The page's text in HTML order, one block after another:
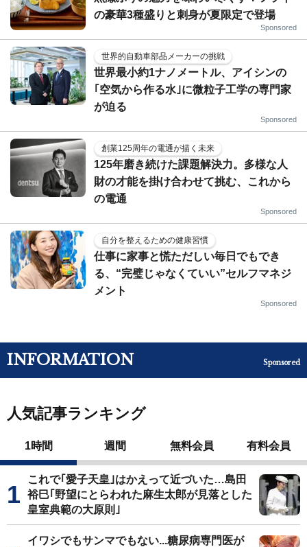
の豪華3種盛りと刺身が夏限定で登場
Sponsored
世界的自動車部品メーカーの挑戦
世界最小約1ナノメートル、アイシンの
｢空気から作る水｣に微粒子工学の専門家
が迫る
Sponsored
創業125周年の電通が描く未来
125年磨き続けた課題解決力。多様な人
財の才能を掛け合わせて挑む、これから
の電通
Sponsored
自分を整えるための健康習慣
仕事に家事と慌ただしい毎日でもでき
る、“完璧じゃなくていい”セルフマネジ
メント
Sponsored
INFORMATION Sponsored
人気記事ランキング
1時間 週間 無料会員 有料会員
これで｢愛子天皇｣はかえって近づいた…島田
裕巳｢野望にとらわれた麻生太郎が見落とした
皇室典範の大原則｣
イワシでもサンマでもない...糖尿病専門医が